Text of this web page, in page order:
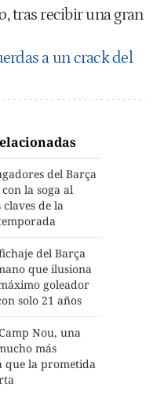
tras recibir una gran
a un crack del
del Barça
la soga al
de la
del Barça
que ilusiona
goleador
solo 21 años
Nou, una
más
que la prometida